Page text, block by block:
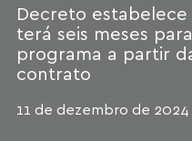
Decreto
terá seis meses
programa a partir
contrato
11 de dezembro de 2024